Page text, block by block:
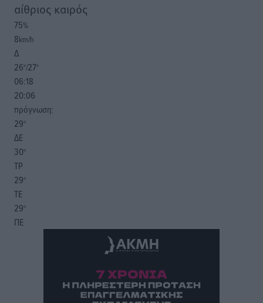
αίθριος καιρός
75%
8km/h
Δ
26°/27°
06:18
20:06
πρόγνωση:
29°
ΔΕ
30°
ΤΡ
29°
ΤΕ
29°
ΠΕ